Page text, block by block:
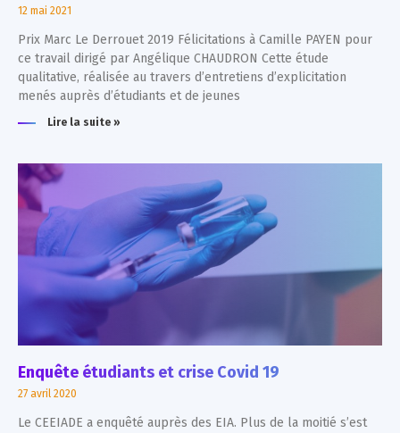
12 mai 2021
Prix Marc Le Derrouet 2019 Félicitations à Camille PAYEN pour
ce travail dirigé par Angélique CHAUDRON Cette étude
qualitative, réalisée au travers d’entretiens d’explicitation
menés auprès d’étudiants et de jeunes
Lire la suite »
Enquête étudiants et crise Covid 19
27 avril 2020
Le CEEIADE a enquêté auprès des EIA. Plus de la moitié s’est